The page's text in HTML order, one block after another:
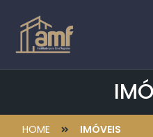
HOME IMÓVEIS